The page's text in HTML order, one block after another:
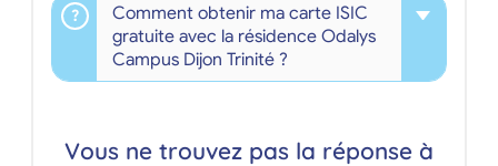
Comment obtenir ma carte ISIC
gratuite avec la résidence Odalys
Campus Dijon Trinité ?
Vous ne trouvez pas la réponse à